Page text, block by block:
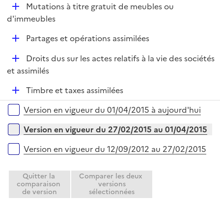
i
D
é
r
Mutations à titre gratuit de meubles ou
d'immeubles
D
l
r
Partages et opérations assimilées
D
é
e
r
Droits dus sur les actes relatifs à la vie des sociétés
et assimilés
D
é
p
e
Timbre et taxes assimilées
Versions sur la période
Version en vigueur du 01/04/2015 à aujourd'hui
Version en vigueur du 27/02/2015 au 01/04/2015
Version en vigueur du 12/09/2012 au 27/02/2015
Quitter la
comparaison
de version
Comparer les deux
versions
sélectionnées